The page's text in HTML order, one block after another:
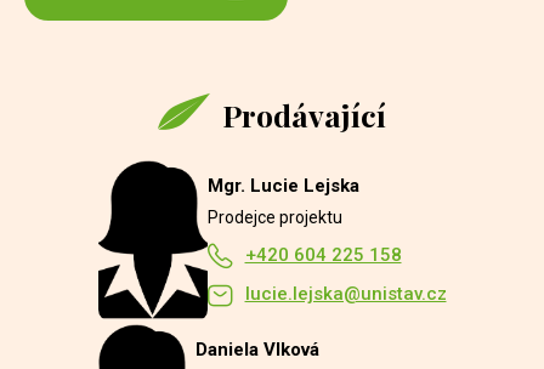
Prodávající
Mgr. Lucie Lejska
Prodejce projektu
+420 604 225 158
lucie.lejska@unistav.cz
Daniela Vlková